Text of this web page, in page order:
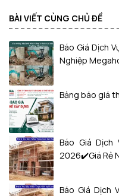
BÀI VIẾT CÙNG CHỦ ĐỀ
Báo Giá Dịch
Nghiệp
Bảng báo giá
Báo Giá Dịch
2026✔️Giá Rẻ
Báo Giá Dịch